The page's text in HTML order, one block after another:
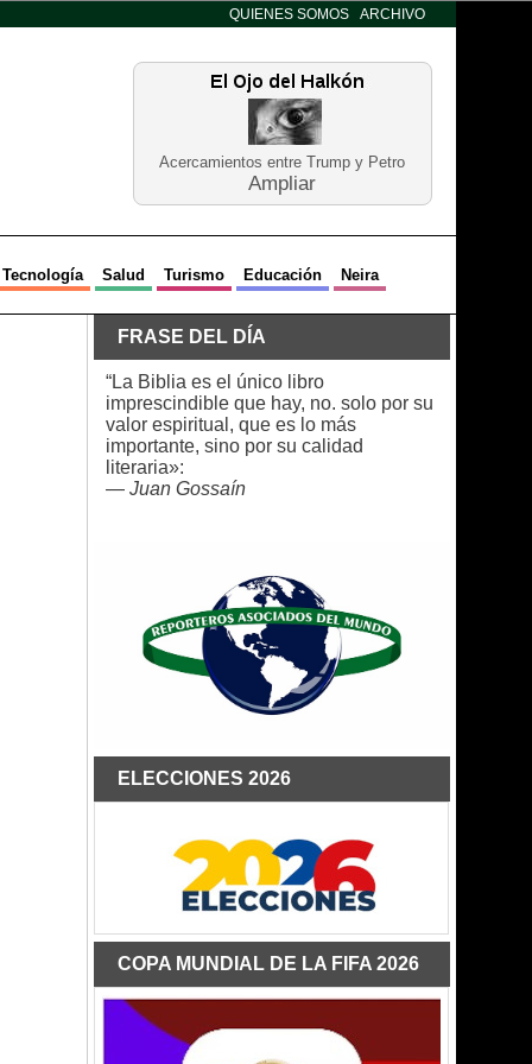
QUIENES SOMOS ARCHIVO
Acercamientos entre Trump y Petro
Ampliar
Tecnología Salud Turismo Educación Neira
FRASE DEL DÍA
“La Biblia es el único libro
imprescindible que hay, no. solo por su
valor espiritual, que es lo más
importante, sino por su calidad
literaria»:
— Juan Gossaín
ELECCIONES 2026
COPA MUNDIAL DE LA FIFA 2026